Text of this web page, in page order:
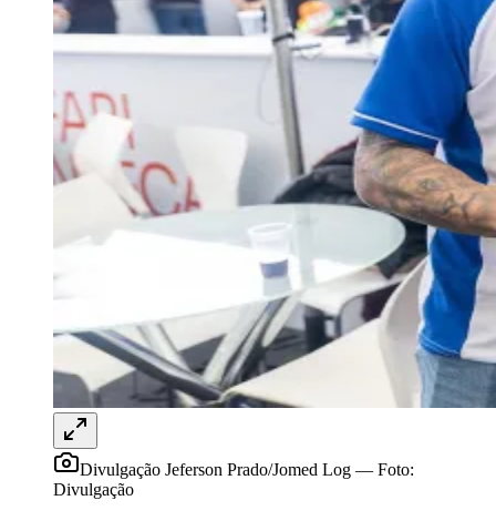
Para Sua Empresa
Anunciar Vagas
Publicidade Legal
NBA
NFL
Fórmula 1
Tênis (ATP)
NHL
Atletismo
NBB
Competições de Futebol
Brasileirão Série A
Brasileirão Série B
Paulistão
Copa do Brasil
Libertadores
Divulgação Jeferson Prado/Jomed Log — Foto:
Divulgação